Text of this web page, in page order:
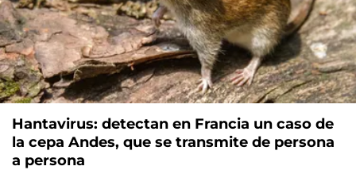
Hantavirus: detectan en Francia un caso de
la cepa Andes, que se transmite de persona
a persona